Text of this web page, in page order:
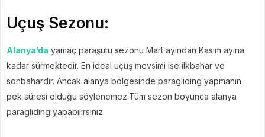
Uçuş Sezonu:
Alanya’da yamaç paraşütü sezonu Mart ayından Kasım ayına
kadar sürmektedir. En ideal uçuş mevsimi ise ilkbahar ve
sonbahardır. Ancak alanya bölgesinde paragliding yapmanın
pek süresi olduğu söylenemez.Tüm sezon boyunca alanya
paragliding yapabilirsiniz.